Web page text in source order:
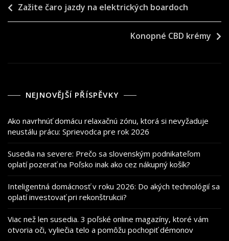
Navigace
pro
Zažite čaro jazdy na elektrických boardoch
Konopné CBD krémy
NEJNOVĚJŠÍ PŘÍSPĚVKY
Ako navrhnúť domácu relaxačnú zónu, ktorá si nevyžaduje
neustálu prácu: Sprievodca pre rok 2026
Susedia na severe: Prečo sa slovenským podnikateľom
oplatí pozerať na Poľsko inak ako cez nákupný košík?
Inteligentná domácnosť v roku 2026: Do akých technológií sa
oplatí investovať pri rekonštrukcii?
Viac než len susedia. 3 poľské online magazíny, ktoré vám
otvoria oči, vyliečia telo a pomôžu pochopiť démonov